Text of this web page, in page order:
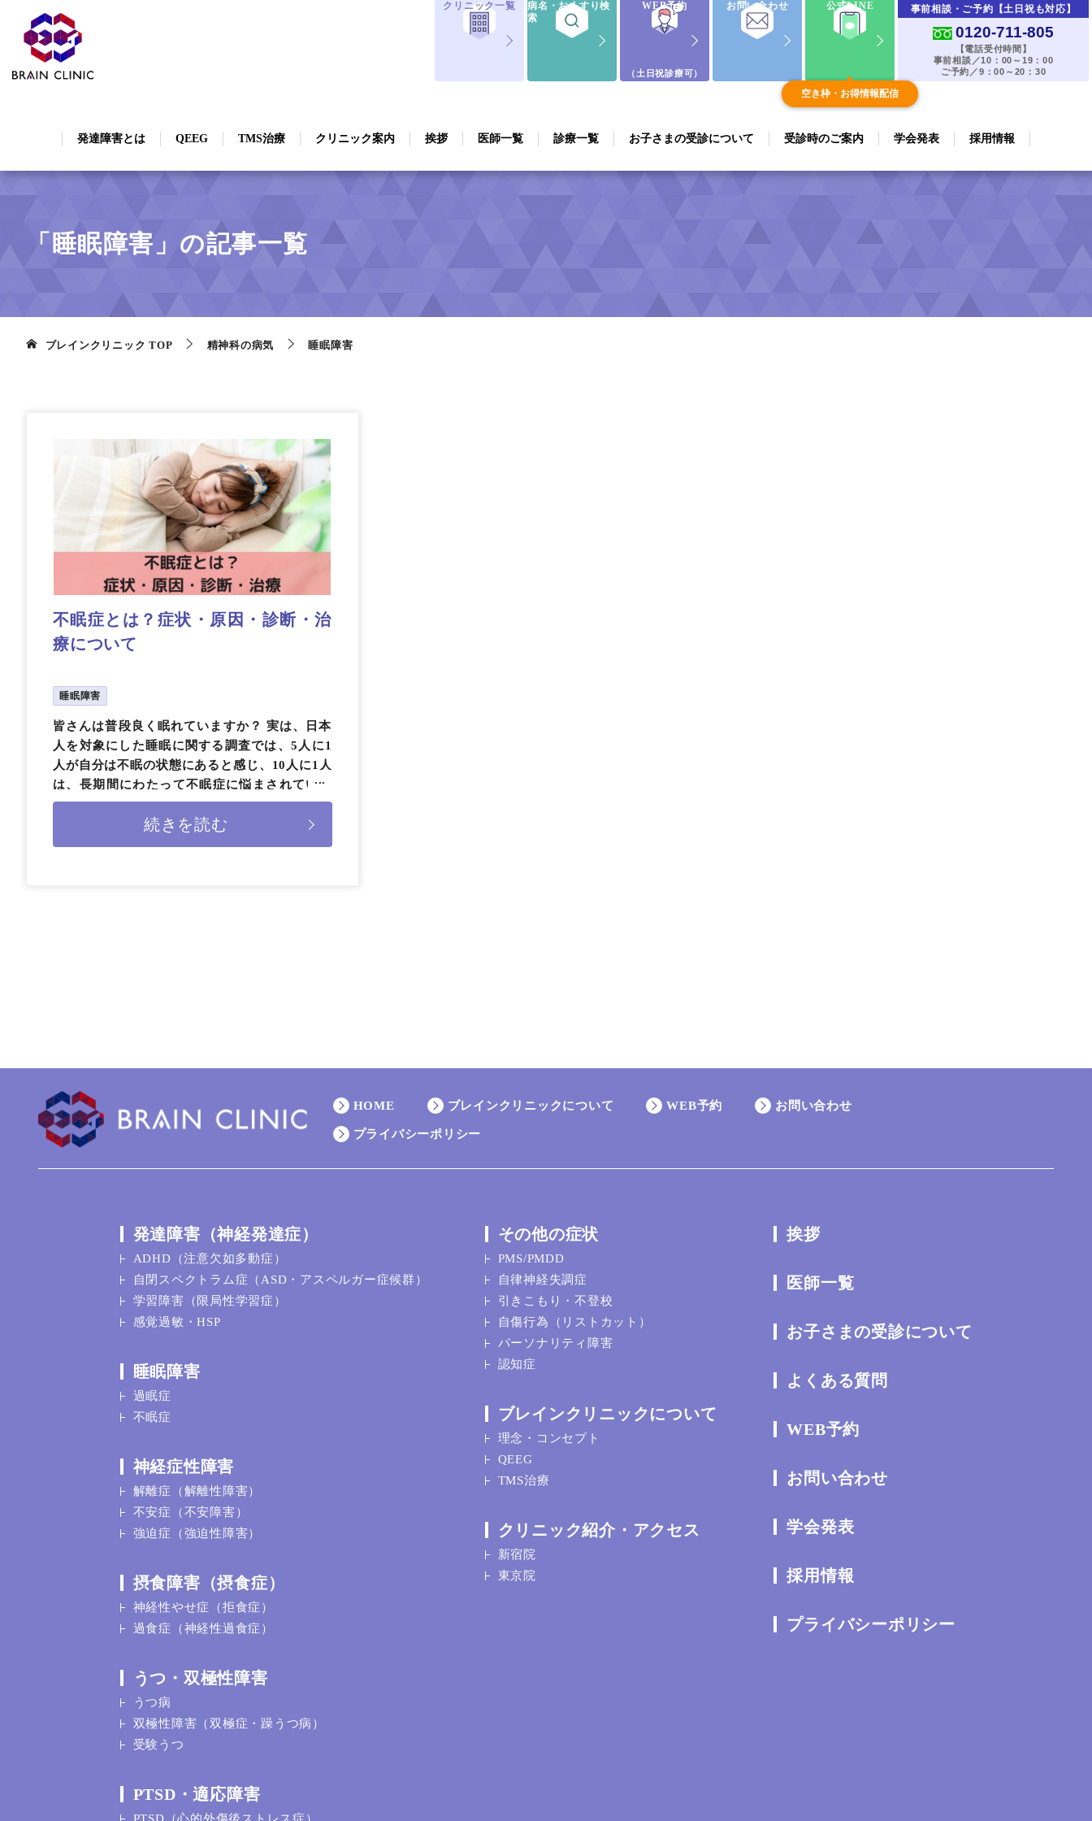
発達障害とは QEEG TMS治療 クリニック案内 挨拶 医師一覧 診療一覧 お子さまの受診について 受診時のご案内 学会発表 採用情報
クリニック一覧
病名・おくすり検
索
WEB予約
（土日祝診療可）
お問い合わせ 公式LINE
空き枠・お得情報配信
事前相談・ご予約【土日祝も対応】
0120-711-805
【電話受付時間】
事前相談／10：00～19：00
ご予約／9：00～20：30
「睡眠障害」の記事一覧
ブレインクリニック TOP 精神科の病気 睡眠障害
不眠症とは？症状・原因・診断・治
療について
睡眠障害
皆さんは普段良く眠れていますか？ 実は、日本
人を対象にした睡眠に関する調査では、5人に1
人が自分は不眠の状態にあると感じ、10人に1人
は、長期間にわたって不眠症に悩まされている
と報告されています。また、年を重ねるごとに
続きを読む
HOME ブレインクリニックについて WEB予約 お問い合わせ
プライバシーポリシー
発達障害（神経発達症）
ADHD（注意欠如多動症）
自閉スペクトラム症（ASD・アスペルガー症候群）
学習障害（限局性学習症）
感覚過敏・HSP
睡眠障害
過眠症
不眠症
神経症性障害
解離症（解離性障害）
不安症（不安障害）
強迫症（強迫性障害）
摂食障害（摂食症）
神経性やせ症（拒食症）
過食症（神経性過食症）
うつ・双極性障害
うつ病
双極性障害（双極症・躁うつ病）
受験うつ
PTSD・適応障害
その他の症状
PMS/PMDD
自律神経失調症
引きこもり・不登校
自傷行為（リストカット）
パーソナリティ障害
認知症
ブレインクリニックについて
理念・コンセプト
QEEG
TMS治療
クリニック紹介・アクセス
新宿院
東京院
挨拶
医師一覧
お子さまの受診について
よくある質問
WEB予約
お問い合わせ
学会発表
採用情報
プライバシーポリシー